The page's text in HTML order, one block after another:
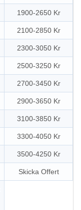
1900-2650 Kr
2100-2850 Kr
2300-3050 Kr
2500-3250 Kr
2700-3450 Kr
2900-3650 Kr
3100-3850 Kr
3300-4050 Kr
3500-4250 Kr
Skicka Offert